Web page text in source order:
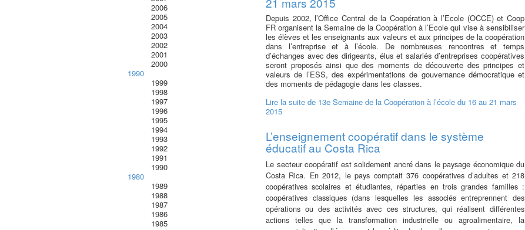
2006
2005
2004
2003
2002
2001
2000
1990
1999
1998
1997
1996
1995
1994
1993
1992
1991
1990
1980
1989
1988
1987
1986
1985
Depuis 2002, l’Office Central de la Coopération à l’Ecole (OCCE) et Coop
FR organisent la Semaine de la Coopération à l’Ecole qui vise à sensibiliser
les élèves et les enseignants aux valeurs et aux principes de la coopération
dans l’entreprise et à l’école. De nombreuses rencontres et temps
d’échanges avec des dirigeants, élus et salariés d’entreprises coopératives
seront proposés ainsi que des moments de découverte des principes et
valeurs de l’ESS, des expérimentations de gouvernance démocratique et
des moments de pédagogie dans les classes.
Lire la suite de 13e Semaine de la Coopération à l’école du 16 au 21 mars
2015
L’enseignement coopératif dans le système
éducatif au Costa Rica
Le secteur coopératif est solidement ancré dans le paysage économique du
Costa Rica. En 2012, le pays comptait376 coopératives d’adultes et 218
coopératives scolaires et étudiantes, réparties en trois grandes familles :
coopératives classiques (danslesquelles les associés entreprennent des
opérations ou des activitésavec ces structures, qui réalisent différentes
actions telles que la transformation industrielle ou agroalimentaire, la